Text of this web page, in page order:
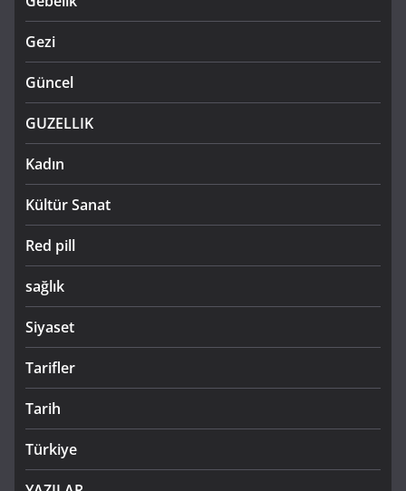
Gezi
Güncel
GUZELLIK
Kadın
Kültür Sanat
Red pill
sağlık
Siyaset
Tarifler
Tarih
Türkiye